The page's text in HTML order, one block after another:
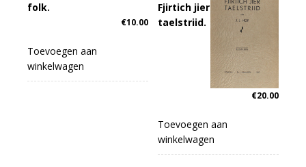
folk.
€10.00
Toevoegen aan
winkelwagen
Fjirtich jier
taelstriid.
€20.00
Toevoegen aan
winkelwagen